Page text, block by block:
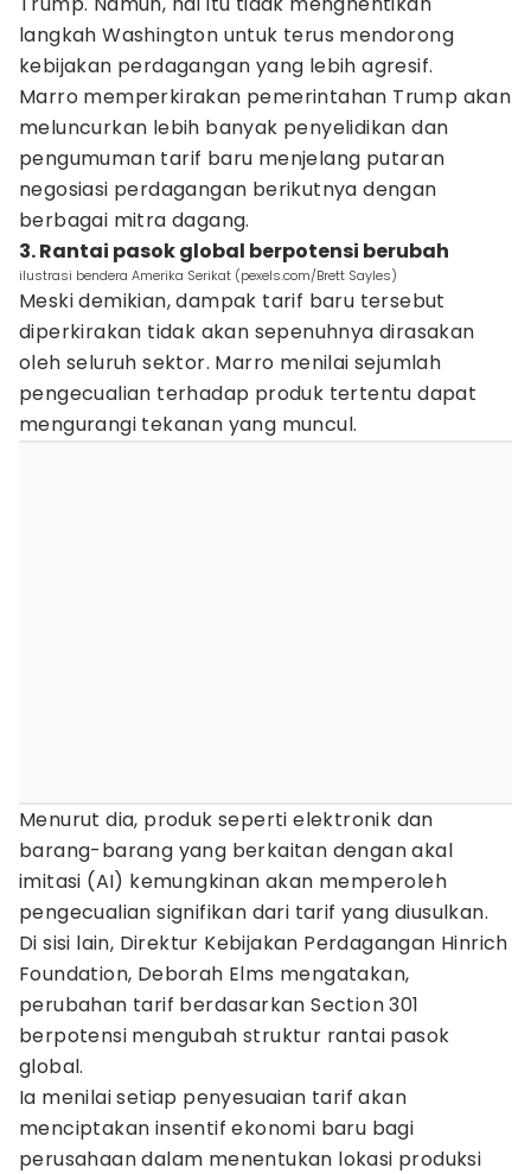
langkah Washington untuk terus mendorong
kebijakan perdagangan yang lebih agresif.
Marro memperkirakan pemerintahan Trump akan
meluncurkan lebih banyak penyelidikan dan
pengumuman tarif baru menjelang putaran
negosiasi perdagangan berikutnya dengan
berbagai mitra dagang.
3. Rantai pasok global berpotensi berubah
ilustrasi bendera Amerika Serikat (pexels.com/Brett Sayles)
Meski demikian, dampak tarif baru tersebut
diperkirakan tidak akan sepenuhnya dirasakan
oleh seluruh sektor. Marro menilai sejumlah
pengecualian terhadap produk tertentu dapat
mengurangi tekanan yang muncul.
Menurut dia, produk seperti elektronik dan
barang-barang yang berkaitan dengan akal
imitasi (AI) kemungkinan akan memperoleh
pengecualian signifikan dari tarif yang diusulkan.
Di sisi lain, Direktur Kebijakan Perdagangan Hinrich
Foundation, Deborah Elms mengatakan,
perubahan tarif berdasarkan Section 301
berpotensi mengubah struktur rantai pasok
global.
Ia menilai setiap penyesuaian tarif akan
menciptakan insentif ekonomi baru bagi
perusahaan dalam menentukan lokasi produksi